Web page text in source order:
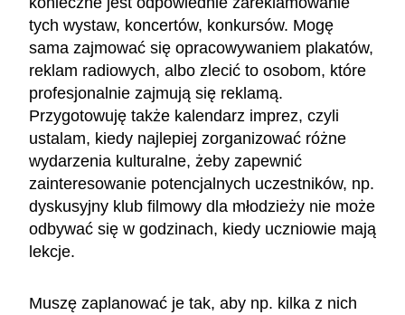
tych wystaw, koncertów, konkursów. Mogę
sama zajmować się opracowywaniem plakatów,
reklam radiowych, albo zlecić to osobom, które
profesjonalnie zajmują się reklamą.
Przygotowuję także kalendarz imprez, czyli
ustalam, kiedy najlepiej zorganizować różne
wydarzenia kulturalne, żeby zapewnić
zainteresowanie potencjalnych uczestników, np.
dyskusyjny klub filmowy dla młodzieży nie może
odbywać się w godzinach, kiedy uczniowie mają
lekcje.
Muszę zaplanować je tak, aby np. kilka z nich